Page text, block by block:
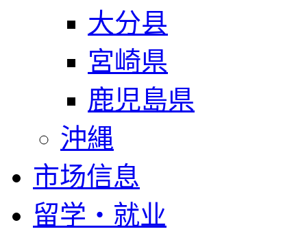
大分县
宮崎県
鹿児島県
沖縄
市场信息
留学・就业